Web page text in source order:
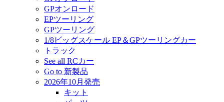
GPオンロード
EPツーリング
GPツーリング
1/8ビッグスケール EP＆GPツーリングカー
トラック
See all RCカー
Go to 新製品
2026年10月発売
キット